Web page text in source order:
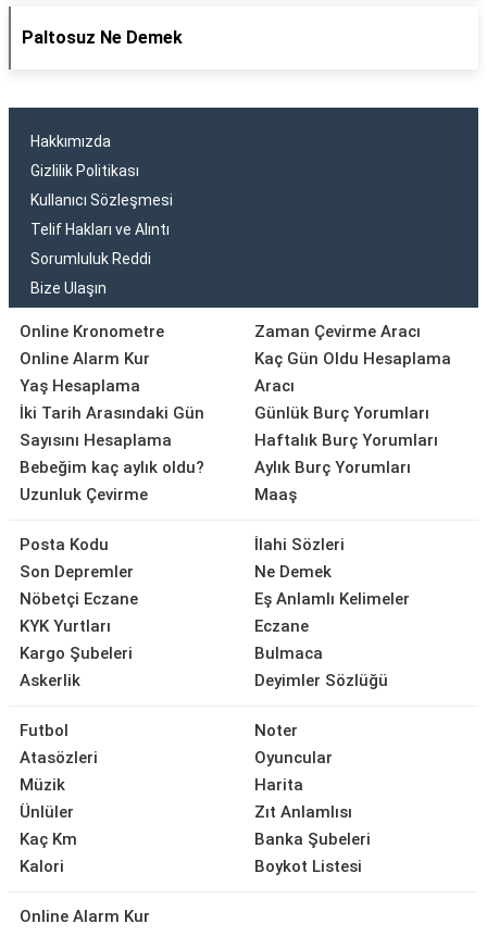
Paltosuz Ne Demek
Hakkımızda
Gizlilik Politikası
Kullanıcı Sözleşmesi
Telif Hakları ve Alıntı
Sorumluluk Reddi
Bize Ulaşın
Online Kronometre
Online Alarm Kur
Yaş Hesaplama
İki Tarih Arasındaki Gün
Sayısını Hesaplama
Bebeğim kaç aylık oldu?
Uzunluk Çevirme
Zaman Çevirme Aracı
Kaç Gün Oldu Hesaplama
Aracı
Günlük Burç Yorumları
Haftalık Burç Yorumları
Aylık Burç Yorumları
Maaş
Posta Kodu
Son Depremler
Nöbetçi Eczane
KYK Yurtları
Kargo Şubeleri
Askerlik
İlahi Sözleri
Ne Demek
Eş Anlamlı Kelimeler
Eczane
Bulmaca
Deyimler Sözlüğü
Futbol
Atasözleri
Müzik
Ünlüler
Kaç Km
Kalori
Noter
Oyuncular
Harita
Zıt Anlamlısı
Banka Şubeleri
Boykot Listesi
Online Alarm Kur